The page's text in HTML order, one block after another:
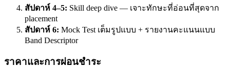
สัปดาห์ 4–5: Skill deep dive — เจาะทักษะที่อ่อนที่สุดจาก
placement
สัปดาห์ 6: Mock Test เต็มรูปแบบ + รายงานคะแนนแบบ
Band Descriptor
ราคาและการผ่อนชำระ